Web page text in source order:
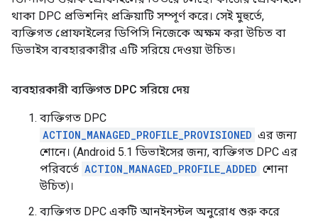
থাকা DPC প্রভিশনিং প্রক্রিয়াটি সম্পূর্ণ করে। সেই মুহুর্তে,
ব্যক্তিগত প্রোফাইলের ডিপিসি নিজেকে অক্ষম করা উচিত বা
ডিভাইস ব্যবহারকারীর এটি সরিয়ে দেওয়া উচিত।
ব্যবহারকারী ব্যক্তিগত DPC সরিয়ে দেয়
ব্যক্তিগত DPC
ACTION_MANAGED_PROFILE_PROVISIONED এর জন্য
শোনে। (Android 5.1 ডিভাইসের জন্য, ব্যক্তিগত DPC এর
পরিবর্তে ACTION_MANAGED_PROFILE_ADDED শোনা
উচিত)।
ব্যক্তিগত DPC একটি আনইনস্টল অনুরোধ শুরু করে